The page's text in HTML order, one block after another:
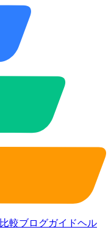
比較ブログガイドヘル